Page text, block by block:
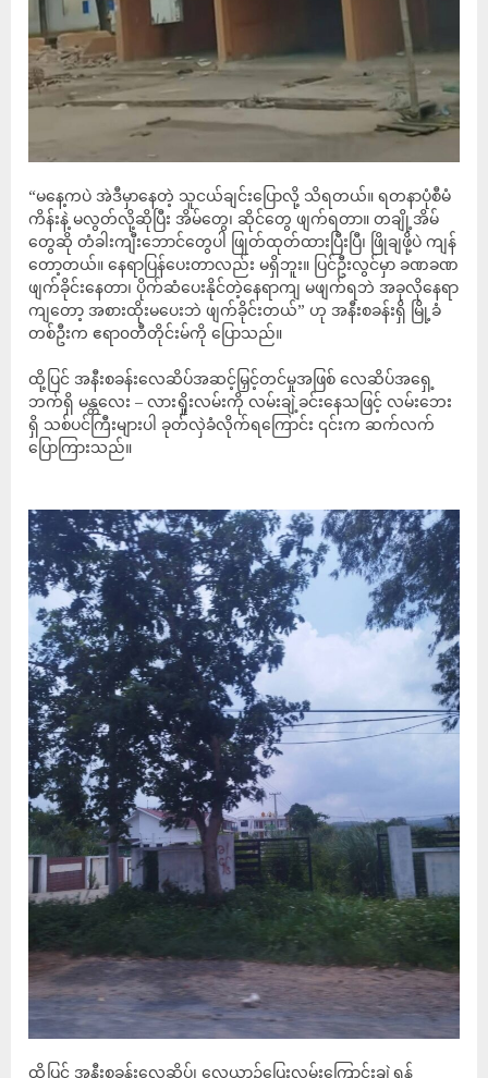
“မနေ့ကပဲ အဲဒီမှာနေတဲ့ သူငယ်ချင်းပြောလို့ သိရတယ်။ ရတနာပုံစီမံ
ကိန်းနဲ့ မလွတ်လို့ဆိုပြီး အိမ်တွေ၊ ဆိုင်တွေ ဖျက်ရတာ။ တချို့အိမ်
တွေဆို တံခါးကျီးဘောင်တွေပါ ဖြုတ်ထုတ်ထားပြီးပြီ၊ ဖြိုချဖို့ပဲ ကျန်
တော့တယ်။ နေရာပြန်ပေးတာလည်း မရှိဘူး။ ပြင်ဦးလွင်မှာ ခဏခဏ
ဖျက်ခိုင်းနေတာ၊ ပိုက်ဆံပေးနိုင်တဲ့နေရာကျ မဖျက်ရဘဲ အခုလိုနေရာ
ကျတော့ အစားထိုးမပေးဘဲ ဖျက်ခိုင်းတယ်” ဟု အနီးစခန်းရှိ မြို့ခံ
တစ်ဦးက ဧရာ၀တီတိုင်းမ်ကို ပြောသည်။
ထို့ပြင် အနီးစခန်းလေဆိပ်အဆင့်မြှင့်တင်မှုအဖြစ် လေဆိပ်အရှေ့
ဘက်ရှိ မန္တလေး – လားရှိုးလမ်းကို လမ်းချဲ့ခင်းနေသဖြင့် လမ်းဘေး
ရှိ သစ်ပင်ကြီးများပါ ခုတ်လှဲခံလိုက်ရကြောင်း ၎င်းက ဆက်လက်
ပြောကြားသည်။
ထို့ပြင် အနီးစခန်းလေဆိပ်၊ လေယာဉ်ပြေးလမ်းကြောင်းချဲ့ရန်